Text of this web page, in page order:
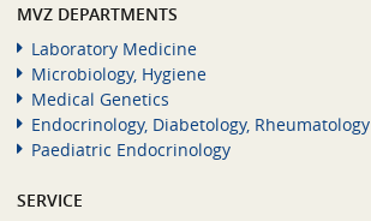
MVZ DEPARTMENTS
Laboratory Medicine
Microbiology, Hygiene
Medical Genetics
Endocrinology, Diabetology, Rheumatology
Paediatric Endocrinology
SERVICE